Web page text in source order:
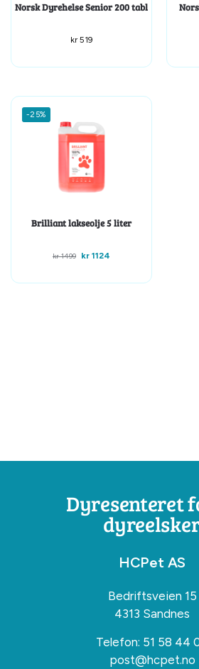
Norsk Dyrehelse Senior 200 tabl
kr519
-25%
Brilliant lakseolje 5 liter
kr1499 kr 1124
Dyresenteret
HCPet AS
Bedriftsveien 15
4313 Sandnes
Telefon: 51 58 44
post@hcpet.no